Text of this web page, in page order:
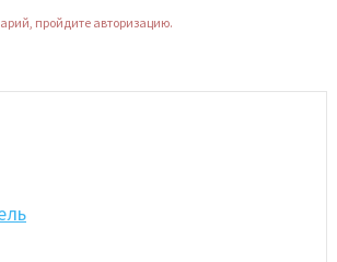
пройдите авторизацию.